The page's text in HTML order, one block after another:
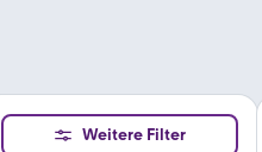
Weitere Filter